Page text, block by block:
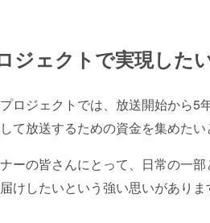
ジェクトで実現した
ロジェクトでは、放送開始から5
て放送するための資金を集めたい
ーの皆さんにとって、日常の一
けしたいという強い思いがありま